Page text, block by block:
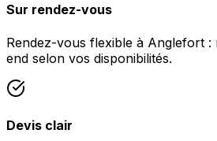
Sur rendez-vous
Rendez-vous flexible à Anglefort :
end selon vos disponibilités.
Devis clair